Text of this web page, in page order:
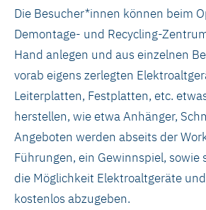
Die Besucher*innen können beim
Demontage- und Recycling-
Hand anlegen und aus einzelnen
vorab eigens zerlegten
Leiterplatten, Festplatten, etc.
herstellen, wie etwa Anhänger,
Angeboten werden abseits der
Führungen, ein Gewinnspiel, sowie
die Möglichkeit Elektroaltgeräte
kostenlos abzugeben.